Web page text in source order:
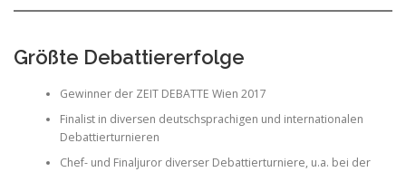
Größte Debattiererfolge
Gewinner der ZEIT DEBATTE Wien 2017
Finalist in diversen deutschsprachigen und internationalen
Debattierturnieren
Chef- und Finaljuror diverser Debattierturniere, u.a. bei der